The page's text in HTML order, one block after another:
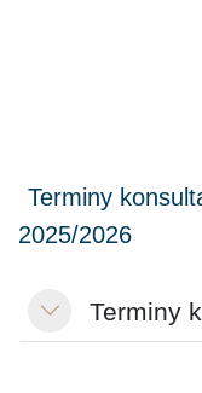
СвернутьTerminy